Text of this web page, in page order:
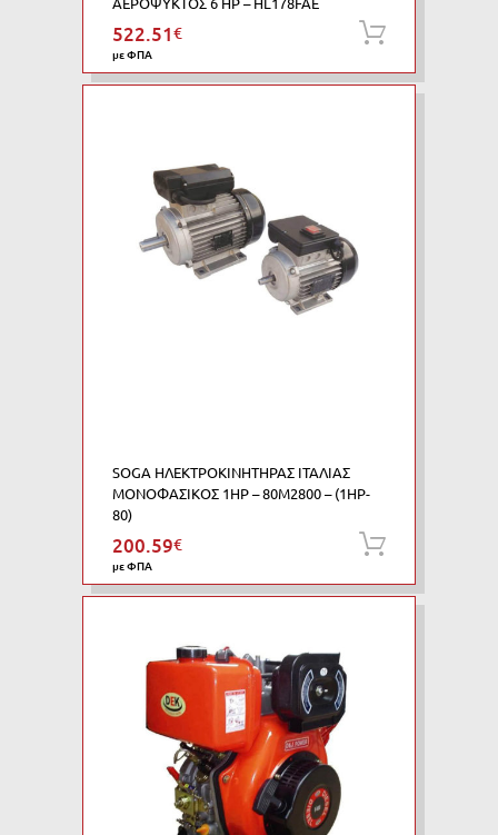
522.51€
με ΦΠΑ
SOGA ΗΛΕΚΤΡΟΚΙΝΗΤΗΡΑΣ ΙΤΑΛΙΑΣ
ΜΟΝΟΦΑΣΙΚΟΣ 1HP – 80M2800 – (1HP-
80)
200.59€
με ΦΠΑ